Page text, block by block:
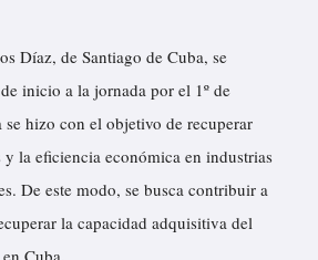
Díaz, de Santiago de Cuba, se
inicio a la jornada por el 1º de
hizo con el objetivo de recuperar
la eficiencia económica en industrias
De este modo, se busca contribuir a
la capacidad adquisitiva del
Cuba.